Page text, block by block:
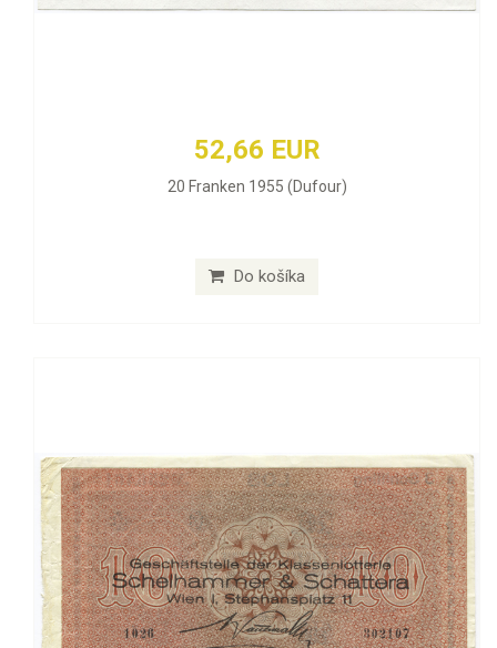
52,66 EUR
20 Franken 1955 (Dufour)
Do košíka